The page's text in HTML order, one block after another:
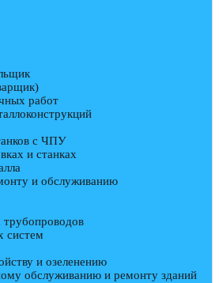
работ
с ЧПУ
и станках
и обслуживанию
систем
и озеленению
обслуживанию и ремонту зданий